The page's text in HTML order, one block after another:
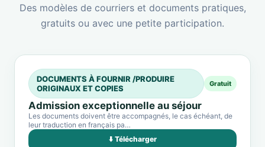
Des modèles de courriers et documents pratiques,
gratuits ou avec une petite participation.
DOCUMENTS À FOURNIR /PRODUIRE
ORIGINAUX ET COPIES
Gratuit
Admission exceptionnelle au séjour
Les documents doivent être accompagnés, le cas échéant, de
leur traduction en français pa…
⬇️ Télécharger